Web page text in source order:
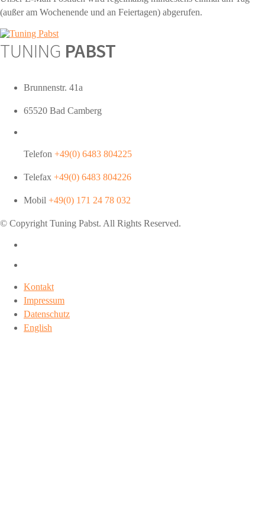
(außer am Wochenende und an Feiertagen) abgerufen.
TUNING PABST
Brunnenstr. 41a
65520 Bad Camberg
Telefon +49(0) 6483 804225
Telefax +49(0) 6483 804226
Mobil +49(0) 171 24 78 032
© Copyright Tuning Pabst. All Rights Reserved.
Kontakt
Impressum
Datenschutz
English